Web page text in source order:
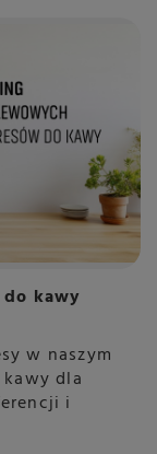
kawy
w naszym
dla
i